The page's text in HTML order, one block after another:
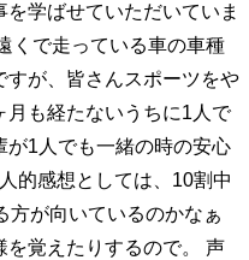
学ばせていただいていま
くで走っている車の車種
すが、皆さんスポーツをや
月も経たないうちに1人で
が1人でも一緒の時の安心
的感想としては、10割中
方が向いているのかなぁ
を覚えたりするので。 声